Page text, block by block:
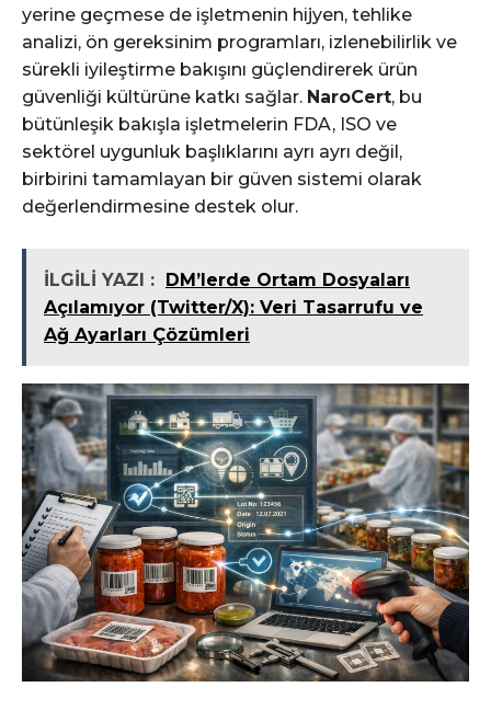
yerine geçmese de işletmenin hijyen, tehlike
analizi, ön gereksinim programları, izlenebilirlik ve
sürekli iyileştirme bakışını güçlendirerek ürün
güvenliği kültürüne katkı sağlar. NaroCert, bu
bütünleşik bakışla işletmelerin FDA, ISO ve
sektörel uygunluk başlıklarını ayrı ayrı değil,
birbirini tamamlayan bir güven sistemi olarak
değerlendirmesine destek olur.
İLGİLİ YAZI : DM’lerde Ortam Dosyaları
Açılamıyor (Twitter/X): Veri Tasarrufu ve
Ağ Ayarları Çözümleri